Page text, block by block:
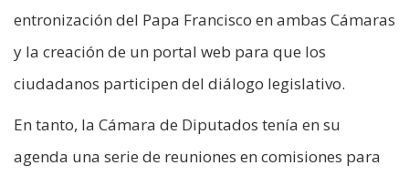
entronización del Papa Francisco en ambas Cámaras
y la creación de un portal web para que los
ciudadanos participen del diálogo legislativo.
En tanto, la Cámara de Diputados tenía en su
agenda una serie de reuniones en comisiones para